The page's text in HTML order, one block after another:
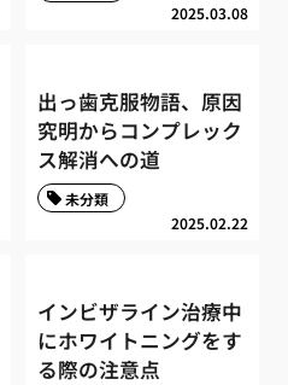
2025.03.08
出っ歯克服物語、原因
究明からコンプレック
ス解消への道
2025.02.22
未分類
インビザライン治療中
にホワイトニングをす
る際の注意点